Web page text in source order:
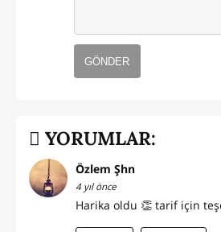
GÖNDER
YORUMLAR:
Özlem Şhn
4 yıl önce
Harika oldu 👏 tarif için